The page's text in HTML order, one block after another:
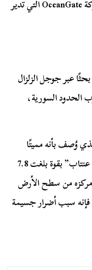
هنري نارجوليه، والرئيس التنفيذي لشركة OceanGate التي تدير
بحثًا عبر جوجل الزلزال
السورية،
وُصف بأنه مميتًا
جدًا، وكان مركز الزلزال مدينة ” غازي عنتاب” بقوة بلغت 7.8
من سطح الأرض
لذلك فإنه سبب أضرار جسيمة